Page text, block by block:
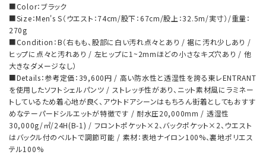
■Color：ブラック
■Size：Men's S（ウエスト：74cm/股下：67cm/股上：32.5m/実寸）/重量：
270g
■Condition：B（右もも、股部に白い汚れ点々とあり / 裾に汚れ少しあり /
ヒップに点々と汚れあり / 左ヒップに1~2mmほどの小さなキズ穴あり / 他
大きなダメージなし）
■Details：参考定価：39,600円 / 高い防水性と透湿性を誇る東レENTRANT
を使用したソフトシェルパンツ / ストレッチ性があり、ニット素材風にラミネー
トしているため着心地が良く、アウトドアシーンはもちろん街着としてもおすす
めなテーパードシルエットが特徴です / 耐水圧20,000mm / 透湿性
30,000g/㎡/24H(B-1) / フロントポケット×2、バックポケット×2、ウエスト
はバックル付のベルトで調節可能 / 素材：表地ナイロン100%、裏地ポリエス
テル100%